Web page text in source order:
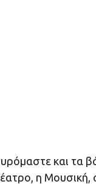
και τα
η Μουσική,